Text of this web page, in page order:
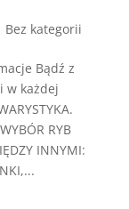
Bez kategorii
Bądź z
w każdej
RYB
INNYMI: